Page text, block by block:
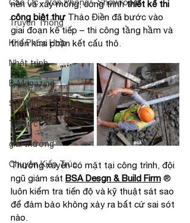
Cao Ốc - Văn Phòng - Showroom
Truyền Thông
Khu Phức Hợp
Nhật trình
E-Magazine
Sự kiện
Tin tức
giải thưởng
Chuyện Kiến Trúc
nền và xây móng, công trình thiết kế thi
công biệt thự Thảo Điền đã bước vào
giai đoạn kế tiếp – thi công tầng hầm và
triển khai phần kết cấu thô.
Thường xuyên có mặt tại công trình, đội
ngũ giám sát BSA Desgn & Build Firm ®
luôn kiểm tra tiến độ và kỹ thuật sát sao
để đảm bảo không xảy ra bất cứ sai sót
nào.